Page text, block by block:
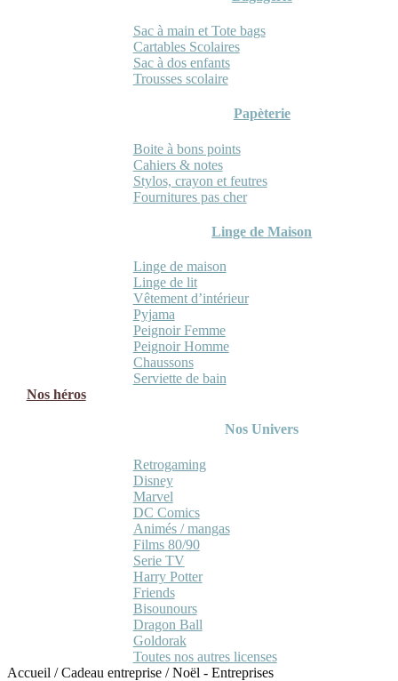
Sac à main et Tote bags
Cartables Scolaires
Sac à dos enfants
Trousses scolaire
Papèterie
Boite à bons points
Cahiers & notes
Stylos, crayon et feutres
Fournitures pas cher
Linge de Maison
Linge de maison
Linge de lit
Vêtement d’intérieur
Pyjama
Peignoir Femme
Peignoir Homme
Chaussons
Serviette de bain
Nos héros
Nos Univers
Retrogaming
Disney
Marvel
DC Comics
Animés / mangas
Films 80/90
Serie TV
Harry Potter
Friends
Bisounours
Dragon Ball
Goldorak
Toutes nos autres licenses
Accueil /Cadeau entreprise /Noël - Entreprises